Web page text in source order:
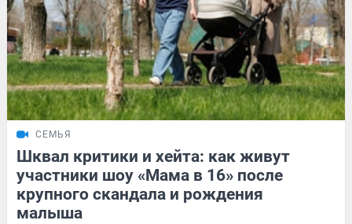
СЕМЬЯ
Шквал критики и хейта: как живут
участники шоу «Мама в 16» после
крупного скандала и рождения
малыша